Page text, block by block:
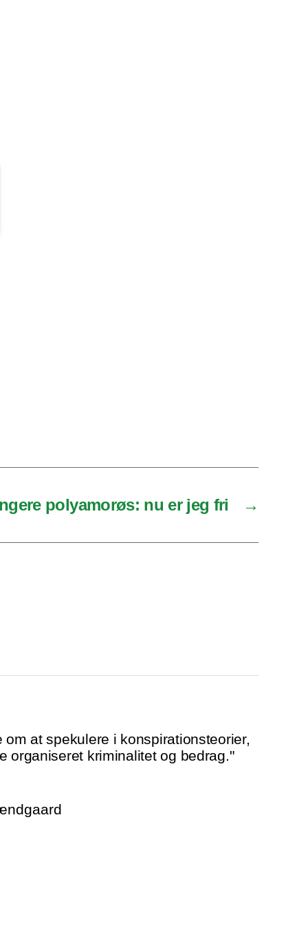
→
polyamorøs: nu er jeg fri
om at spekulere i konspirationsteorier,
organiseret kriminalitet og bedrag."